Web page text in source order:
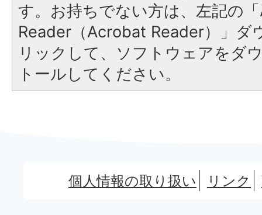
す。お持ちでない方は、左記の
Reader（Acrobat Reader）」ダ
リックして、ソフトウェアをダ
トールしてください。
個人情報の取り扱い リンク